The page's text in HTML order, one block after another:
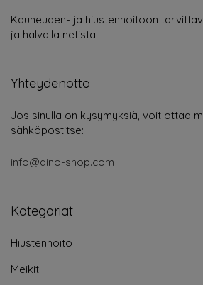
Kauneuden- ja hiustenhoitoon
ja halvalla netistä.
Yhteydenotto
Jos sinulla on kysymyksiä, voit ottaa
sähköpostitse:
info@aino-shop.com
Kategoriat
Hiustenhoito
Meikit